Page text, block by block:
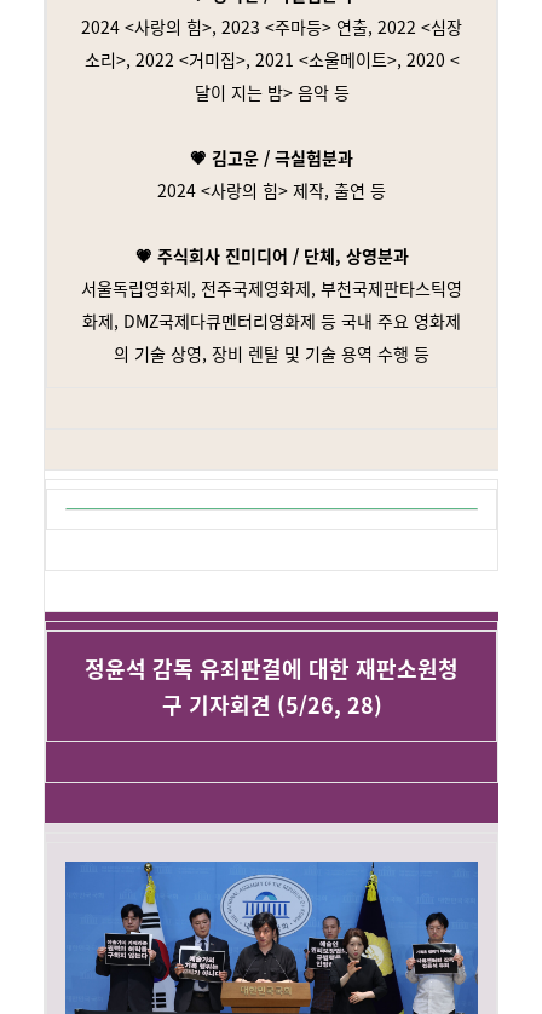
2024 <사랑의 힘>, 2023 <주마등> 연출, 2022 <심장
소리>, 2022 <거미집>, 2021 <소울메이트>, 2020 <
달이 지는 밤> 음악 등
💗 김고운 / 극실험분과
2024 <사랑의 힘> 제작, 출연 등
💗 주식회사 진미디어 / 단체, 상영분과
서울독립영화제, 전주국제영화제, 부천국제판타스틱영
화제, DMZ국제다큐멘터리영화제 등 국내 주요 영화제
의 기술 상영, 장비 렌탈 및 기술 용역 수행 등
정윤석 감독 유죄판결에 대한 재판소원청
구 기자회견 (5/26, 28)